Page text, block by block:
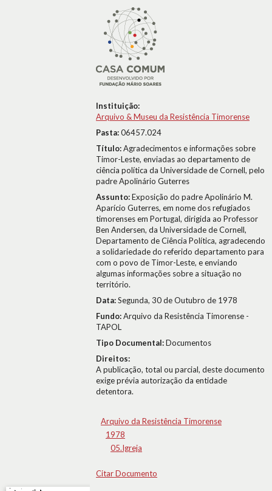
Instituição:
Arquivo & Museu da Resistência Timorense
Pasta:06457.024
Título:Agradecimentos e informações sobre
Timor-Leste, enviadas ao departamento de
ciência política da Universidade de Cornell, pelo
padre Apolinário Guterres
Assunto:Exposição do padre Apolinário M.
Aparício Guterres, em nome dos refugiados
timorenses em Portugal, dirigida ao Professor
Ben Andersen, da Universidade de Cornell,
Departamento de Ciência Política, agradecendo
a solidariedade do referido departamento para
com o povo de Timor-Leste, e enviando
algumas informações sobre a situação no
território.
Data:Segunda, 30 de Outubro de 1978
Fundo:Arquivo da Resistência Timorense -
TAPOL
Tipo Documental:Documentos
Direitos:
A publicação, total ou parcial, deste documento
exige prévia autorização da entidade
detentora.
Arquivo da Resistência Timorense
1978
05.Igreja
Citar Documento